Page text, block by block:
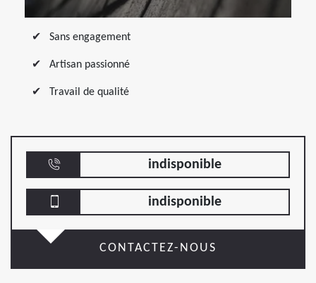
Sans engagement
Artisan passionné
Travail de qualité
indisponible
indisponible
CONTACTEZ-NOUS